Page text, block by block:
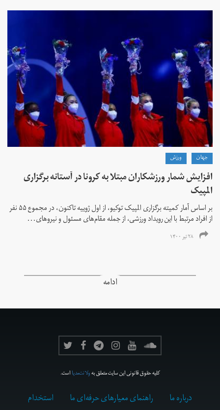
جهان ورزش
افزایش شمار ورزشکاران مبتلا به کرونا در آستانه برگزاری
المپیک
بر اساس آمار کمیته برگزاری المپیک توکیو، از اول ژوییه تاکنون، در مجموع ۵۵ نفر
از افراد مرتبط با این رویداد ورزشی، از جمله مقام‌های مسئول و نیروهای...
۲۸ تیر ۱۴۰۰
ادامه
کلیه حقوق قانونی این سایت متعلق بهولانت‌مدیااست.
درباره ما راهنمای معیارهای حرفه‌ای ما استخدام